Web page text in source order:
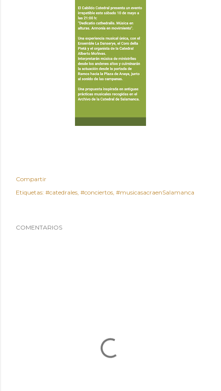
Compartir
Etiquetas: #catedrales #conciertos #musicasacraenSalamanca
COMENTARIOS